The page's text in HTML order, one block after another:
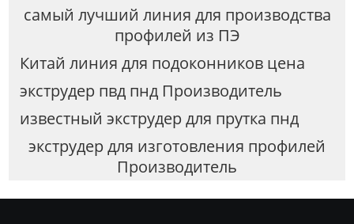
самый лучший линия для производства
профилей из ПЭ
Китай линия для подоконников цена
экструдер пвд пнд Производитель
известный экструдер для прутка пнд
экструдер для изготовления профилей
Производитель